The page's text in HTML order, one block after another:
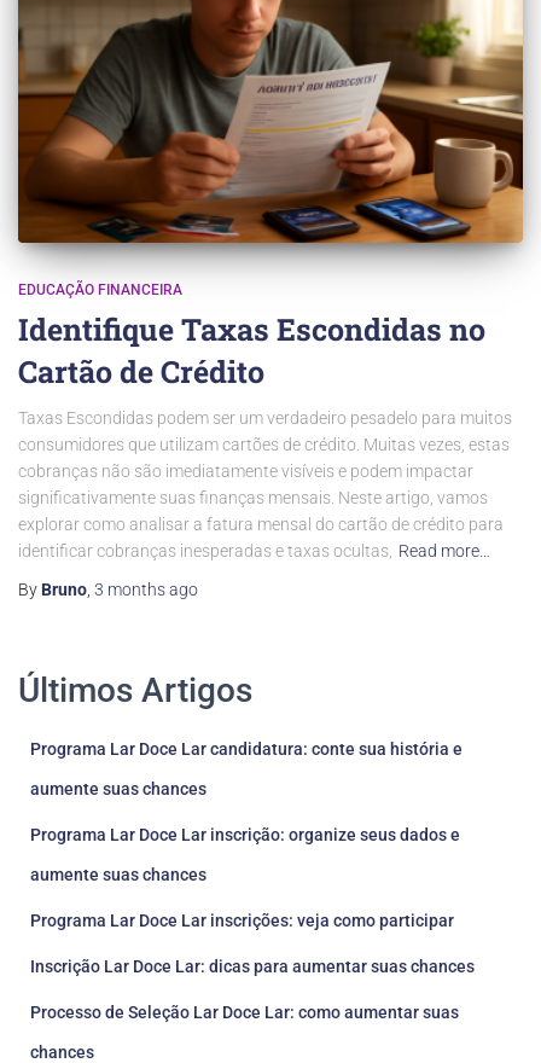
EDUCAÇÃO FINANCEIRA
Identifique Taxas Escondidas no
Cartão de Crédito
Taxas Escondidas podem ser um verdadeiro pesadelo para muitos
consumidores que utilizam cartões de crédito. Muitas vezes, estas
cobranças não são imediatamente visíveis e podem impactar
significativamente suas finanças mensais. Neste artigo, vamos
explorar como analisar a fatura mensal do cartão de crédito para
identificar cobranças inesperadas e taxas ocultas, Read more…
By Bruno 3 monthsago
Últimos Artigos
Programa Lar Doce Lar candidatura: conte sua história e
aumente suas chances
Programa Lar Doce Lar inscrição: organize seus dados e
aumente suas chances
Programa Lar Doce Lar inscrições: veja como participar
Inscrição Lar Doce Lar: dicas para aumentar suas chances
Processo de Seleção Lar Doce Lar: como aumentar suas
chances